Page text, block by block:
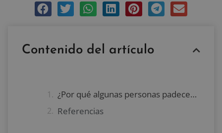
Contenido del artículo
¿Por qué algunas personas padecen trastorno hipersexual?
Referencias